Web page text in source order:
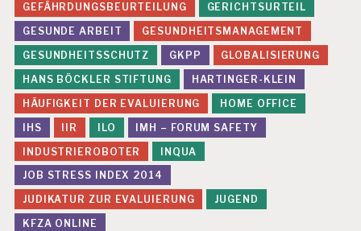
GEFÄHRDUNGSBEURTEILUNG
GERICHTSURTEIL
GESUNDE ARBEIT
GESUNDHEITSMANAGEMENT
GESUNDHEITSSCHUTZ
GKPP
GLOBALISIERUNG
HANS BÖCKLER STIFTUNG
HARTINGER-KLEIN
HÄUFIGKEIT DER EVALUIERUNG
HOME OFFICE
IHS
IIR ILO
IMH – FORUM SAFETY
INDUSTRIEROBOTER
INQUA
JOB STRESS INDEX 2014
JUDIKATUR ZUR EVALUIERUNG
JUGEND
KFZA ONLINE